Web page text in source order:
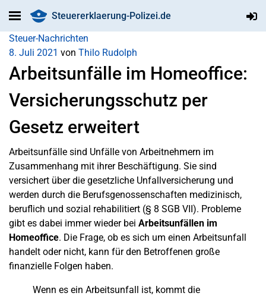
Steuererklaerung-Polizei.de
Steuer-Nachrichten
8. Juli 2021 von Thilo Rudolph
Arbeitsunfälle im Homeoffice:
Versicherungsschutz per
Gesetz erweitert
Arbeitsunfälle sind Unfälle von Arbeitnehmern im
Zusammenhang mit ihrer Beschäftigung. Sie sind
versichert über die gesetzliche Unfallversicherung und
werden durch die Berufsgenossenschaften medizinisch,
beruflich und sozial rehabilitiert (§ 8 SGB VII). Probleme
gibt es dabei immer wieder bei Arbeitsunfällen im
Homeoffice. Die Frage, ob es sich um einen Arbeitsunfall
handelt oder nicht, kann für den Betroffenen große
finanzielle Folgen haben.
Wenn es ein Arbeitsunfall ist, kommt die